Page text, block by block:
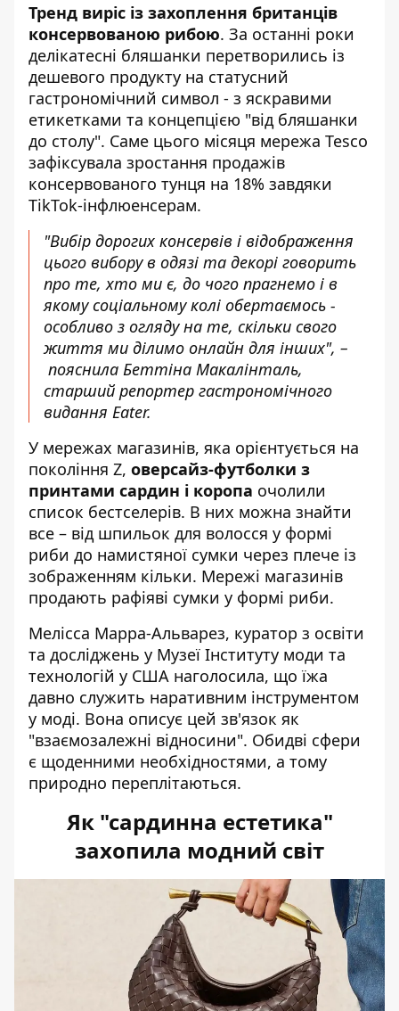
Тренд виріс із захоплення британців
консервованою рибою. За останні роки
делікатесні бляшанки перетворились із
дешевого продукту на статусний
гастрономічний символ - з яскравими
етикетками та концепцією "від бляшанки
до столу". Саме цього місяця мережа Tesco
зафіксувала зростання продажів
консервованого тунця на 18% завдяки
TikTok-інфлюенсерам.
"Вибір дорогих консервів і відображення
цього вибору в одязі та декорі говорить
про те, хто ми є, до чого прагнемо і в
якому соціальному колі обертаємось -
особливо з огляду на те, скільки свого
життя ми ділимо онлайн для інших", –
пояснила Беттіна Макалінталь,
старший репортер гастрономічного
видання Eater.
У мережах магазинів, яка орієнтується на
покоління Z, оверсайз-футболки з
принтами сардин і коропа очолили
список бестселерів. В них можна знайти
все – від шпильок для волосся у формі
риби до намистяної сумки через плече із
зображенням кільки. Мережі магазинів
продають рафіяві сумки у формі риби.
Мелісса Марра-Альварез, куратор з освіти
та досліджень у Музеї Інституту моди та
технологій у США наголосила, що їжа
давно служить наративним інструментом
у моді. Вона описує цей зв'язок як
"взаємозалежні відносини". Обидві сфери
є щоденними необхідностями, а тому
природно переплітаються.
Як "сардинна естетика"
захопила модний світ